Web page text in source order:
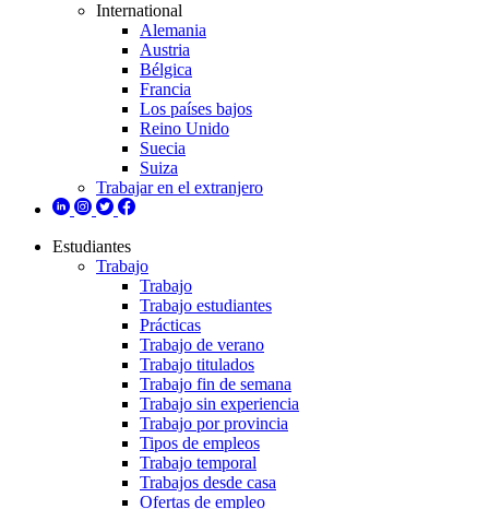
International
Alemania
Austria
Bélgica
Francia
Los países bajos
Reino Unido
Suecia
Suiza
Trabajar en el extranjero
Estudiantes
Trabajo
Trabajo
Trabajo estudiantes
Prácticas
Trabajo de verano
Trabajo titulados
Trabajo fin de semana
Trabajo sin experiencia
Trabajo por provincia
Tipos de empleos
Trabajo temporal
Trabajos desde casa
Ofertas de empleo